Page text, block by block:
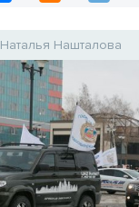
Наталья Нашталова